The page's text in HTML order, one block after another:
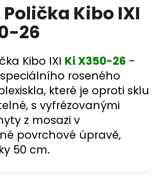
Kibo IXI
26
Kibo IXI Ki X350-26 -
roseného
které je oproti sklu
s vyfrézovanými
z mosazi v
povrchové úpravě,
50 cm.
HLEDAT